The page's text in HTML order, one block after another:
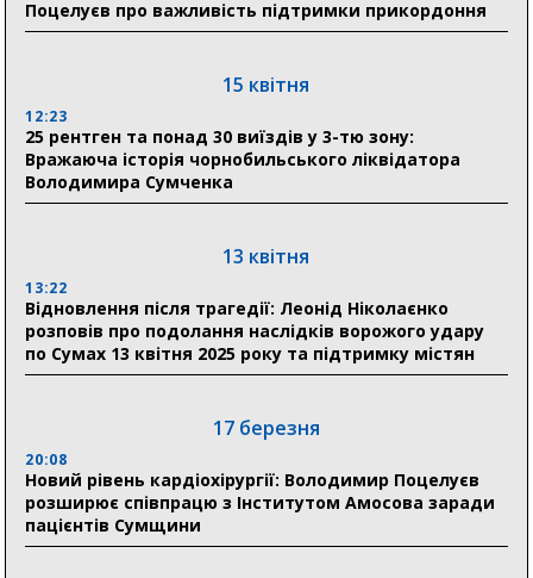
відновлення житла майже на 6,6 млн грн
31 липня
21:01
17:52
«Укрексімбанк» припиняє виплату пенсій: у
Пенсійному фонді Сумщини пояснили, що робити
людям
Артем Кобзар вручив родинам 20 полеглих Героїв
відзнаки «Почесного громадянина міста Суми»
30 липня
19:38
Поцелуєв про важливість підтримки прикордоння
15 квітня
12:23
25 рентген та понад 30 виїздів у 3-тю зону:
Вражаюча історія чорнобильського ліквідатора
Володимира Сумченка
13 квітня
13:22
Відновлення після трагедії: Леонід Ніколаєнко
розповів про подолання наслідків ворожого удару
по Сумах 13 квітня 2025 року та підтримку містян
17 березня
20:08
Новий рівень кардіохірургії: Володимир Поцелуєв
розширює співпрацю з Інститутом Амосова заради
пацієнтів Сумщини